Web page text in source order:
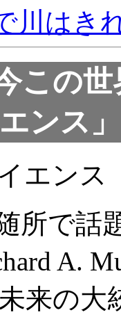
川はき
この
ンス」
エンス
所で話
A.
未来の